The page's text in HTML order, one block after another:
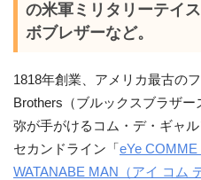
の米軍ミリタリーテイ
ボブレザーなど。
1818年創業、アメリカ最古の
Brothers（ブルックスブラザ
弥が手がけるコム・デ・ギャ
セカンドライン「 eYe
WATANABE MAN（アイ コム